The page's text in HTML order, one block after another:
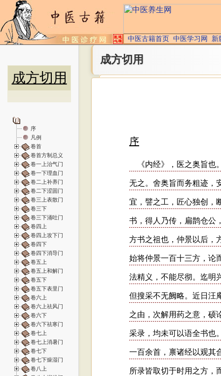
中医古籍首页 中医学习网 新
成方切用
序
凡例
卷首
卷首方制总义
卷一上治气门
卷一下理血门
卷二上补养门
卷二下涩固门
卷三上表散门
卷三下
卷三下涌吐门
卷四上
卷四上攻下门
卷四下
卷四下消导门
卷五上
卷五上和解门
卷五下
卷五下表里门
卷六上
卷六上祛风门
卷六下
卷六下祛寒门
卷七上
卷七上消暑门
卷七下
卷七下燥湿门
卷八上
成方切用